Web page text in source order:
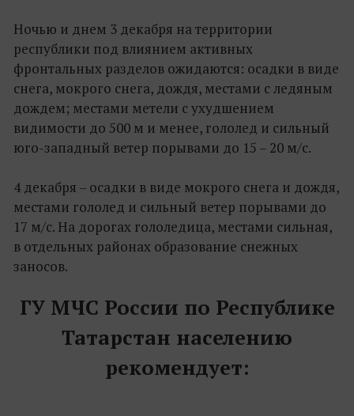
Ночью и днем 3 декабря на территории
республики под влиянием активных
фронтальных разделов ожидаются: осадки в виде
снега, мокрого снега, дождя, местами с ледяным
дождем; местами метели с ухудшением
видимости до 500 м и менее, гололед и сильный
юго-западный ветер порывами до 15 – 20 м/с.
4 декабря – осадки в виде мокрого снега и дождя,
местами гололед и сильный ветер порывами до
17 м/с. На дорогах гололедица, местами сильная,
в отдельных районах образование снежных
заносов.
ГУ МЧС России по Республике
Татарстан населению
рекомендует: